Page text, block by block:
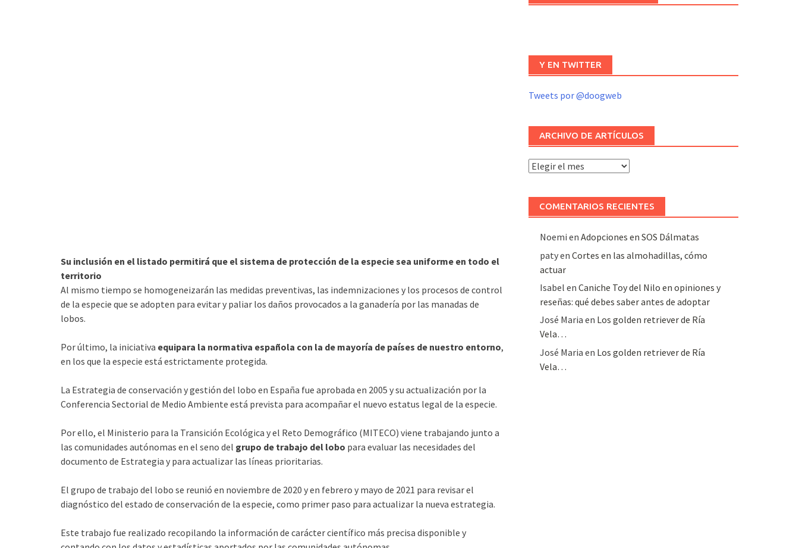
Su inclusión en el listado permitirá que el sistema de protección de la especie sea uniforme en todo el
territorio
Al mismo tiempo se homogeneizarán las medidas preventivas, las indemnizaciones y los procesos de control
de la especie que se adopten para evitar y paliar los daños provocados a la ganadería por las manadas de
lobos.
Por último, la iniciativa equipara la normativa española con la de mayoría de países de nuestro entorno,
en los que la especie está estrictamente protegida.
La Estrategia de conservación y gestión del lobo en España fue aprobada en 2005 y su actualización por la
Conferencia Sectorial de Medio Ambiente está prevista para acompañar el nuevo estatus legal de la especie.
Por ello, el Ministerio para la Transición Ecológica y el Reto Demográfico (MITECO) viene trabajando junto a
las comunidades autónomas en el seno del grupo de trabajo del lobo para evaluar las necesidades del
documento de Estrategia y para actualizar las líneas prioritarias.
El grupo de trabajo del lobo se reunió en noviembre de 2020 y en febrero y mayo de 2021 para revisar el
diagnóstico del estado de conservación de la especie, como primer paso para actualizar la nueva estrategia.
Este trabajo fue realizado recopilando la información de carácter científico más precisa disponible y
Y EN TWITTER
Tweets por @doogweb
ARCHIVO DE ARTÍCULOS
Archivo
artículos
COMENTARIOS RECIENTES
Noemi en Adopciones en SOS Dálmatas
patyen Cortes en las almohadillas, cómo
actuar
Isabel en Caniche Toy del Nilo en opiniones y
reseñas: qué debes saber antes de adoptar
José Maria en Los golden retriever de Ría
Vela…
José Maria en Los golden retriever de Ría
Vela…